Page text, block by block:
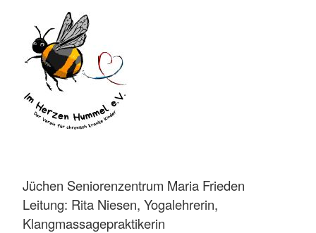
Jüchen Seniorenzentrum Maria Frieden
Leitung: Rita Niesen, Yogalehrerin,
Klangmassagepraktikerin